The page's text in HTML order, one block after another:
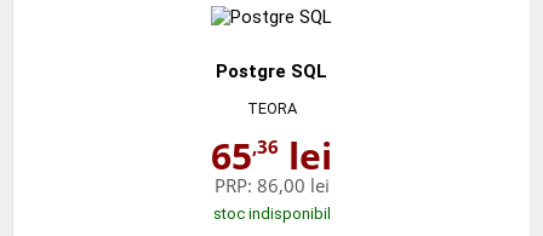
Postgre SQL
TEORA
65,36 lei
PRP: 86,00 lei
stoc indisponibil